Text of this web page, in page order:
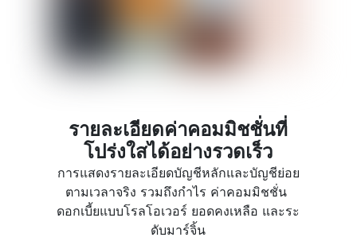
รายละเอียดค่าคอมมิชชั่นที่
โปร่งใสได้อย่างรวดเร็ว
การแสดงรายละเอียดบัญชีหลักและบัญชีย่อย
ตามเวลาจริง รวมถึงกำไร ค่าคอมมิชชั่น
ดอกเบี้ยแบบโรลโอเวอร์ ยอดคงเหลือ และระ
ดับมาร์จิ้น